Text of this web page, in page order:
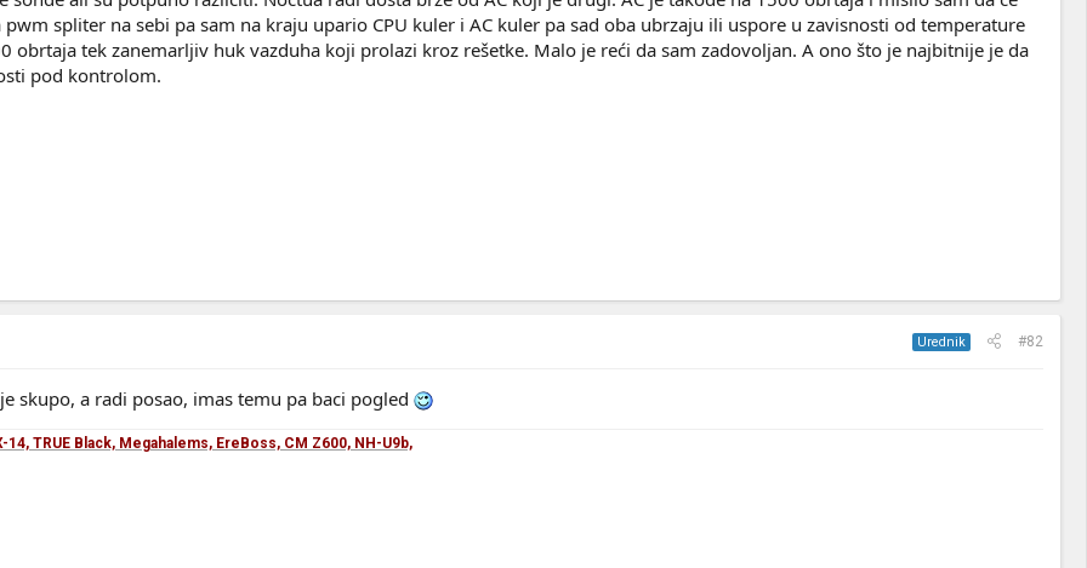
pwm spliter na sebi pa sam na kraju upario CPU kuler i AC kuler pa sad oba ubrzaju ili uspore u zavisnosti od temperature
obrtaja tek zanemarljiv huk vazduha koji prolazi kroz rešetke. Malo je reći da sam zadovoljan. A ono što je najbitnije je da
pod kontrolom.
Urednik #82
skupo, a radi posao, imas temu pa baci pogled
14, TRUE Black, Megahalems, EreBoss, CM Z600, NH-U9b,